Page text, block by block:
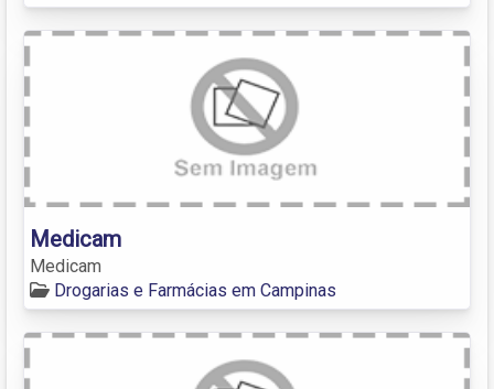
Medicam
Medicam
Drogarias e Farmácias em Campinas